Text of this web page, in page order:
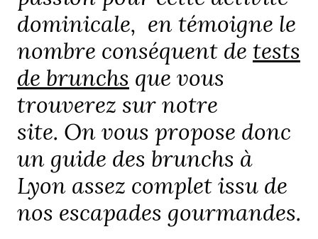
dominicale, en témoigne le
nombre conséquent de tests
de brunchs que vous
trouverez sur notre
site. On vous propose donc
un guide des brunchs à
Lyon assez complet issu de
nos escapades gourmandes.